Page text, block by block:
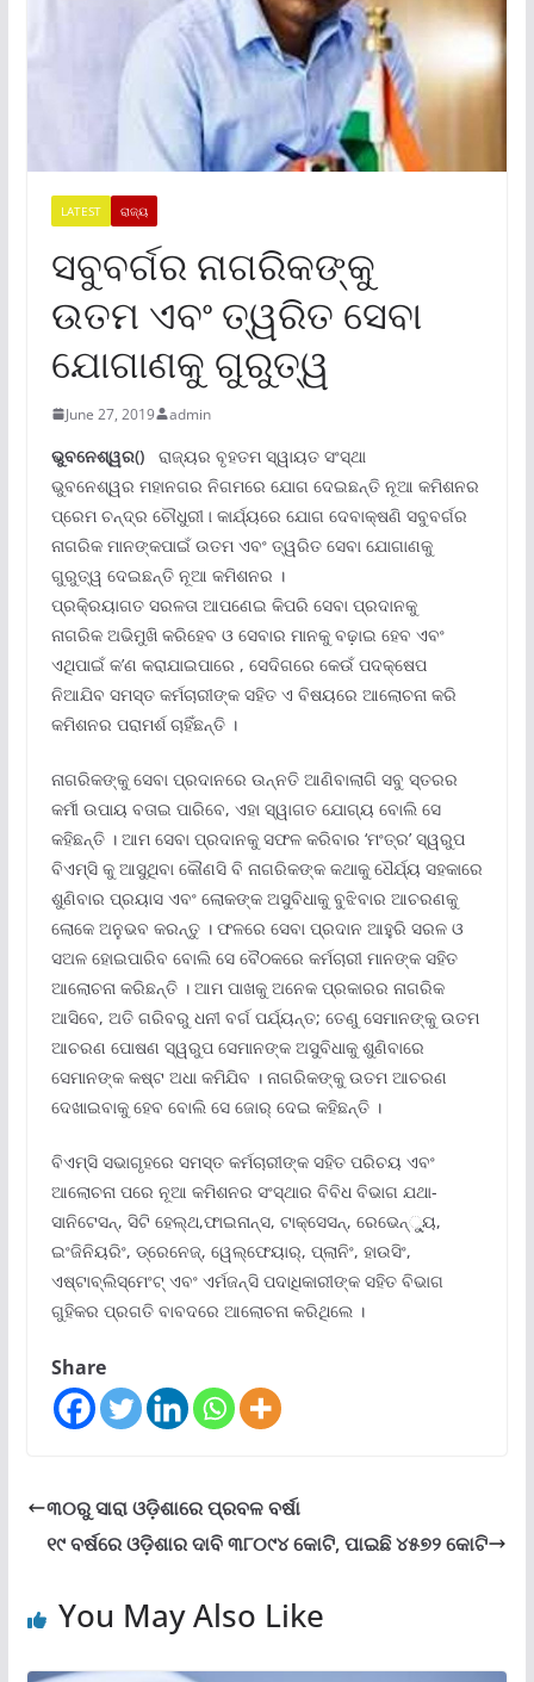
LATEST ରାଜ୍ୟ
ସବୁବର୍ଗର ନାଗରିକଙ୍କୁ
ଉତମ ଏବଂ ତ୍ୱରିତ ସେବା
ଯୋଗାଣକୁ ଗୁରୁତ୍ୱ
June 27, 2019 admin
ଭୁବନେଶ୍ୱର()ରାଜ୍ୟର ବୃହତମ ସ୍ୱାୟତ ସଂସ୍ଥା
ଭୁବନେଶ୍ୱର ମହାନଗର ନିଗମରେ ଯୋଗ ଦେଇଛନ୍ତି ନୂଆ କମିଶନର
ପ୍ରେମ ଚନ୍ଦ୍ର ଚୌଧୁରୀ ା କାର୍ଯ୍ୟରେ ଯୋଗ ଦେବାକ୍ଷଣି ସବୁବର୍ଗର
ନାଗରିକ ମାନଙ୍କପାଇଁ ଉତମ ଏବଂ ତ୍ୱରିତ ସେବା ଯୋଗାଣକୁ
ଗୁରୁତ୍ୱ ଦେଇଛନ୍ତି ନୂଆ କମିଶନର ।
ପ୍ରକି୍ରୟାଗତ ସରଳତା ଆପଣେଇ କିପରି ସେବା ପ୍ରଦାନକୁ
ନାଗରିକ ଅଭିମୁଖି କରିହେବ ଓ ସେବାର ମାନକୁ ବଢ଼ାଇ ହେବ ଏବଂ
ଏଥିପାଇଁ କ’ଣ କରାଯାଇପାରେ , ସେଦିଗରେ କେଉଁ ପଦକ୍ଷେପ
ନିଆଯିବ ସମସ୍ତ କର୍ମଚାରୀଙ୍କ ସହିତ ଏ ବିଷୟରେ ଆଲୋଚନା କରି
କମିଶନର ପରାମର୍ଶ ଚାହିଁଛନ୍ତି ।
ନାଗରିକଙ୍କୁ ସେବା ପ୍ରଦାନରେ ଉନ୍ନତି ଆଣିବାଲାଗି ସବୁ ସ୍ତରର
କର୍ମୀ ଉପାୟ ବତାଇ ପାରିବେ, ଏହା ସ୍ୱାଗତ ଯୋଗ୍ୟ ବୋଲି ସେ
କହିଛନ୍ତି । ଆମ ସେବା ପ୍ରଦାନକୁ ସଫଳ କରିବାର ‘ମଂତ୍ର’ ସ୍ୱରୁପ
ବିଏମ୍ସି କୁ ଆସୁଥିବା କୌଣସି ବି ନାଗରିକଙ୍କ କଥାକୁ ଧୈର୍ଯ୍ୟ ସହକାରେ
ଶୁଣିବାର ପ୍ରୟାସ ଏବଂ ଲୋକଙ୍କ ଅସୁବିଧାକୁ ବୁଝିବାର ଆଚରଣକୁ
ଲୋକେ ଅନୁଭବ କରନ୍ତୁ । ଫଳରେ ସେବା ପ୍ରଦାନ ଆହୁରି ସରଳ ଓ
ସଅଳ ହୋଇପାରିବ ବୋଲି ସେ ବୈଠକରେ କର୍ମଚାରୀ ମାନଙ୍କ ସହିତ
ଆଲୋଚନା କରିଛନ୍ତି । ଆମ ପାଖକୁ ଅନେକ ପ୍ରକାରର ନାଗରିକ
ଆସିବେ, ଅତି ଗରିବରୁ ଧନୀ ବର୍ଗ ପର୍ଯ୍ୟନ୍ତ; ତେଣୁ ସେମାନଙ୍କୁ ଉତମ
ଆଚରଣ ପୋଷଣ ସ୍ୱରୁପ ସେମାନଙ୍କ ଅସୁବିଧାକୁ ଶୁଣିବାରେ
ସେମାନଙ୍କ କଷ୍ଟ ଅଧା କମିଯିବ । ନାଗରିକଙ୍କୁ ଉତମ ଆଚରଣ
ଦେଖାଇବାକୁ ହେବ ବୋଲି ସେ ଜୋର୍ ଦେଇ କହିଛନ୍ତି ।
ବିଏମ୍ସି ସଭାଗୃହରେ ସମସ୍ତ କର୍ମଚାରୀଙ୍କ ସହିତ ପରିଚୟ ଏବଂ
ଆଲୋଚନା ପରେ ନୂଆ କମିଶନର ସଂସ୍ଥାର ବିବିଧ ବିଭାଗ ଯଥା-
ସାନିଟେସନ୍, ସିଟି ହେଲ୍ଥ,ଫାଇନାନ୍ସ, ଟାକ୍ସେସନ୍, ରେଭେନ୍୍ୟୁ,
ଇଂଜିନିୟରିଂ, ଡ୍ରେନେଜ୍, ୱେଲ୍ଫେୟାର୍, ପ୍ଲାନିଂ, ହାଉସିଂ,
ଏଷ୍ଟାବ୍ଲିସ୍ମେଂଟ୍ ଏବଂ ଏର୍ମଜନ୍ସି ପଦାଧିକାରୀଙ୍କ ସହିତ ବିଭାଗ
ଗୁହିକର ପ୍ରଗତି ବାବଦରେ ଆଲୋଚନା କରିଥିଲେ ।
Share
୩୦ରୁ ସାରା ଓଡ଼ିଶାରେ ପ୍ରବଳ ବର୍ଷା
୧୯ ବର୍ଷରେ ଓଡ଼ିଶାର ଦାବି ୩୮୦୯୪ କୋଟି, ପାଇଛି ୪୫୭୨ କୋଟି
You May Also Like